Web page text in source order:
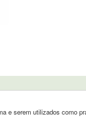
e serem utilizados como